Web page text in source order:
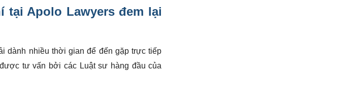
tại Apolo Lawyers đem lại
dành nhiều thời gian để đến gặp trực tiếp
tư vấn bởi các Luật sư hàng đầu của